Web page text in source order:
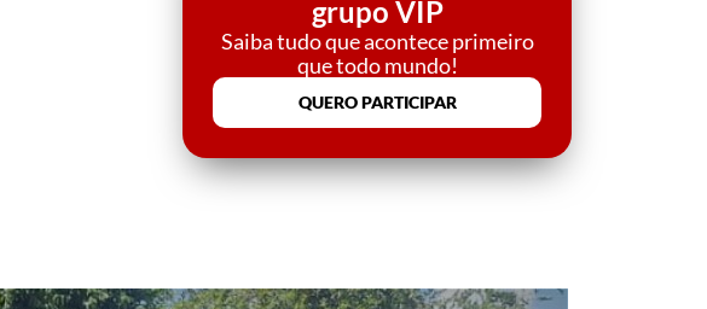
grupo VIP
Saiba tudo que acontece primeiro
que todo mundo!
QUERO PARTICIPAR